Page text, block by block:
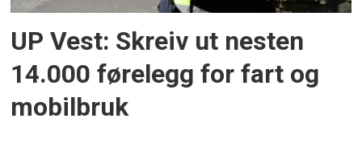
UP Vest: Skreiv ut nesten
14.000 førelegg for fart og
mobilbruk